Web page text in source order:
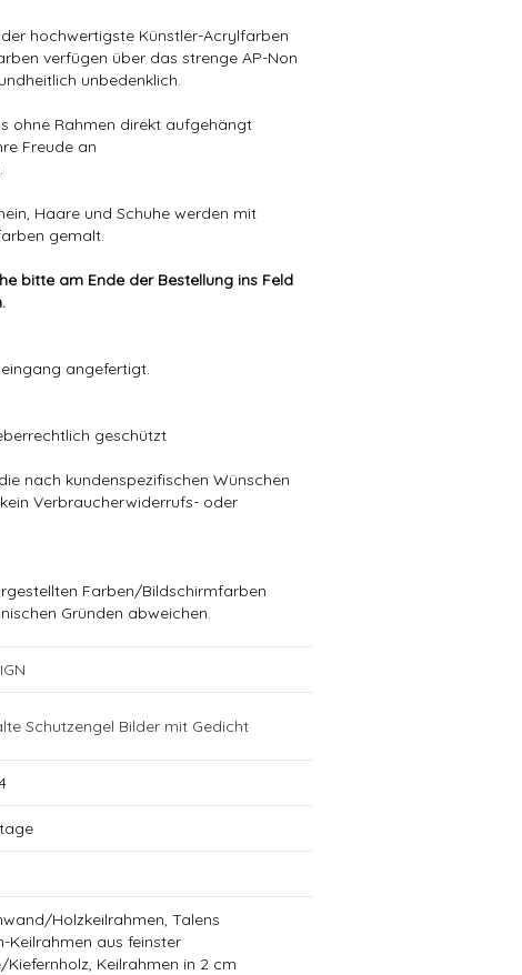
hochwertigste Künstler-Acrylfarben
verfügen über das strenge AP-Non
unbedenklich.
ohne Rahmen direkt aufgehängt
Freude an
Haare und Schuhe werden mit
gemalt.
bitte am Ende der Bestellung ins Feld
angefertigt.
geschützt
nach kundenspezifischen Wünschen
Verbraucherwiderrufs- oder
Farben/Bildschirmfarben
Gründen abweichen.
Schutzengel Bilder mit Gedicht
Holzkeilrahmen, Talens
Keilrahmen aus feinster
Kiefernholz, Keilrahmen in 2 cm